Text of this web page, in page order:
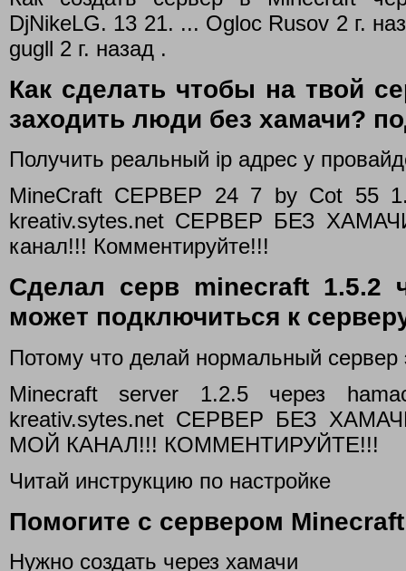
DjNikeLG. 13 21. ... Ogloc Rusov 2 г.
gugll 2 г. назад .
Как сделать чтобы на твой
заходить люди без хамачи?
Получить реальный ip адрес у
MineCraft СЕРВЕР 24 7 by Cot 55
kreativ.sytes.net СЕРВЕР БЕЗ
канал!!! Комментируйте!!!
Сделал серв minecraft 1.5.2
может подключиться к
Потому что делай нормальный сервер
Minecraft server 1.2.5 через
kreativ.sytes.net СЕРВЕР БЕЗ
МОЙ КАНАЛ!!! КОММЕНТИРУЙТЕ!!!
Читай инструкцию по настройке
Помогите с сервером
Нужно создать через хамачи